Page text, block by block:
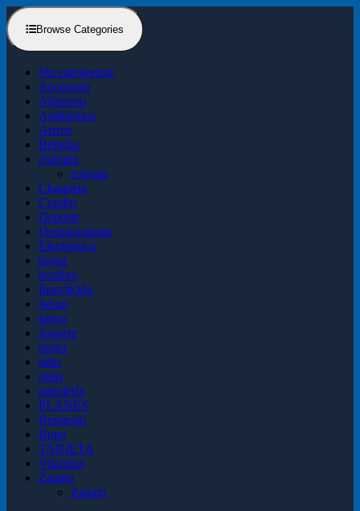
Browse Categories
Sin categorizar
Accesorio
Alimento
Antibiotico
Arrroz
Bebidas
champú
colonia
Chaqueta
Combo
Deporte
Desparasitante
Electrónico
hogar
hombre
Insecticida
Jabon
juego
Juguete
mujer
niño
otitis
papelería
PLANES
Repuesto
Ropa
TARJETA
Vitamina
Zapato
Zapato